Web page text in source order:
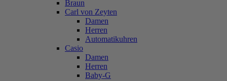
Braun
Carl von Zeyten
Damen
Herren
Automatikuhren
Casio
Damen
Herren
Baby-G